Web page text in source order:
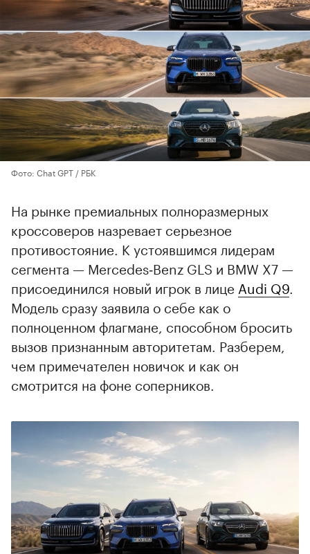
Фото: Chat GPT / РБК
На рынке премиальных полноразмерных
кроссоверов назревает серьезное
противостояние. К устоявшимся лидерам
сегмента — Mercedes‑Benz GLS и BMW X7 —
присоединился новый игрок в лице Audi Q9.
Модель сразу заявила о себе как о
полноценном флагмане, способном бросить
вызов признанным авторитетам. Разберем,
чем примечателен новичок и как он
смотрится на фоне соперников.